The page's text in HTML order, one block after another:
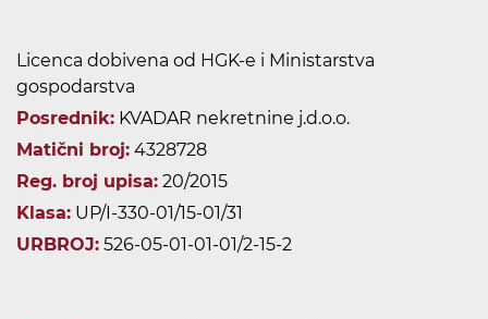
Licenca dobivena od HGK-e i Ministarstva
gospodarstva
Posrednik: KVADAR nekretnine j.d.o.o.
Matični broj: 4328728
Reg. broj upisa: 20/2015
Klasa: UP/I-330-01/15-01/31
URBROJ: 526-05-01-01-01/2-15-2